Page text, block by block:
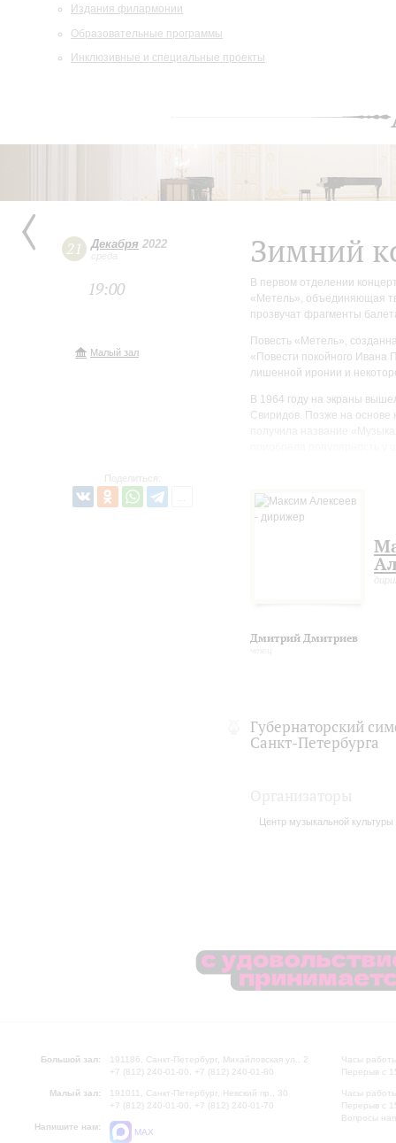
Издания филармонии
Образовательные программы
Инклюзивные и специальные проекты
21 Декабря 2022
среда
19:00
Малый зал
Поделиться:
Зимний
В первом отделении
«Метель», объединяющая
прозвучат фрагменты
Повесть «Метель»,
«Повести покойного Ивана
лишенной иронии и
В 1964 году на экраны
Свиридов. Позже на основе
Современники отмечали
танец. Все кипит на сцене
детского смеха, детских
Дмитрий Дмитриев
Губернаторский
Санкт-Петербурга
Центр музыкальной культуры
Большой зал:
191186, Санкт-Петербург, Михайловская ул., 2
+7 (812) 240-01-00, +7 (812) 240-01-80
Малый зал:
191011, Санкт-Петербург, Невский пр., 30
+7 (812) 240-01-00, +7 (812) 240-01-70
Напишите нам:
MAX
Часы
Перерыв с
Часы
Перерыв с
Вопросы